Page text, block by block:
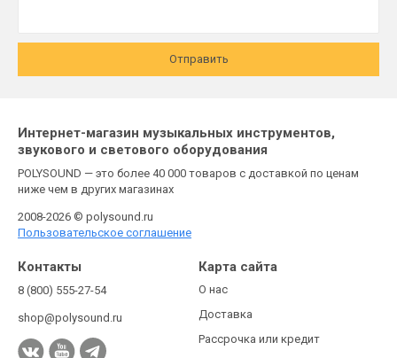
Отправить
Интернет-магазин музыкальных инструментов,
звукового и светового оборудования
POLYSOUND — это более 40 000 товаров с доставкой по ценам
ниже чем в других магазинах
2008-2026 © polysound.ru
Пользовательское соглашение
Контакты
8 (800) 555-27-54
shop@polysound.ru
Карта сайта
О нас
Доставка
Рассрочка или кредит